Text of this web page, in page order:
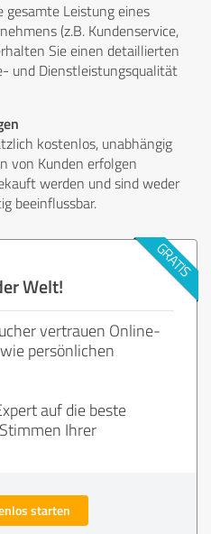
gesamte Leistung eines
(z.B. Kundenservice,
Sie einen detaillierten
und Dienstleistungsqualität
kostenlos, unabhängig
von Kunden erfolgen
werden und sind weder
beeinflussbar.
Welt!
vertrauen Online-
persönlichen
auf die beste
Ihrer
starten